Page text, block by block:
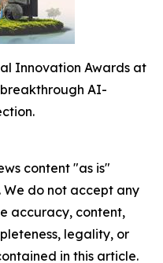
Innovation Awards at
AI-
content "as is"
do not accept any
accuracy, content,
legality, or
in this article.